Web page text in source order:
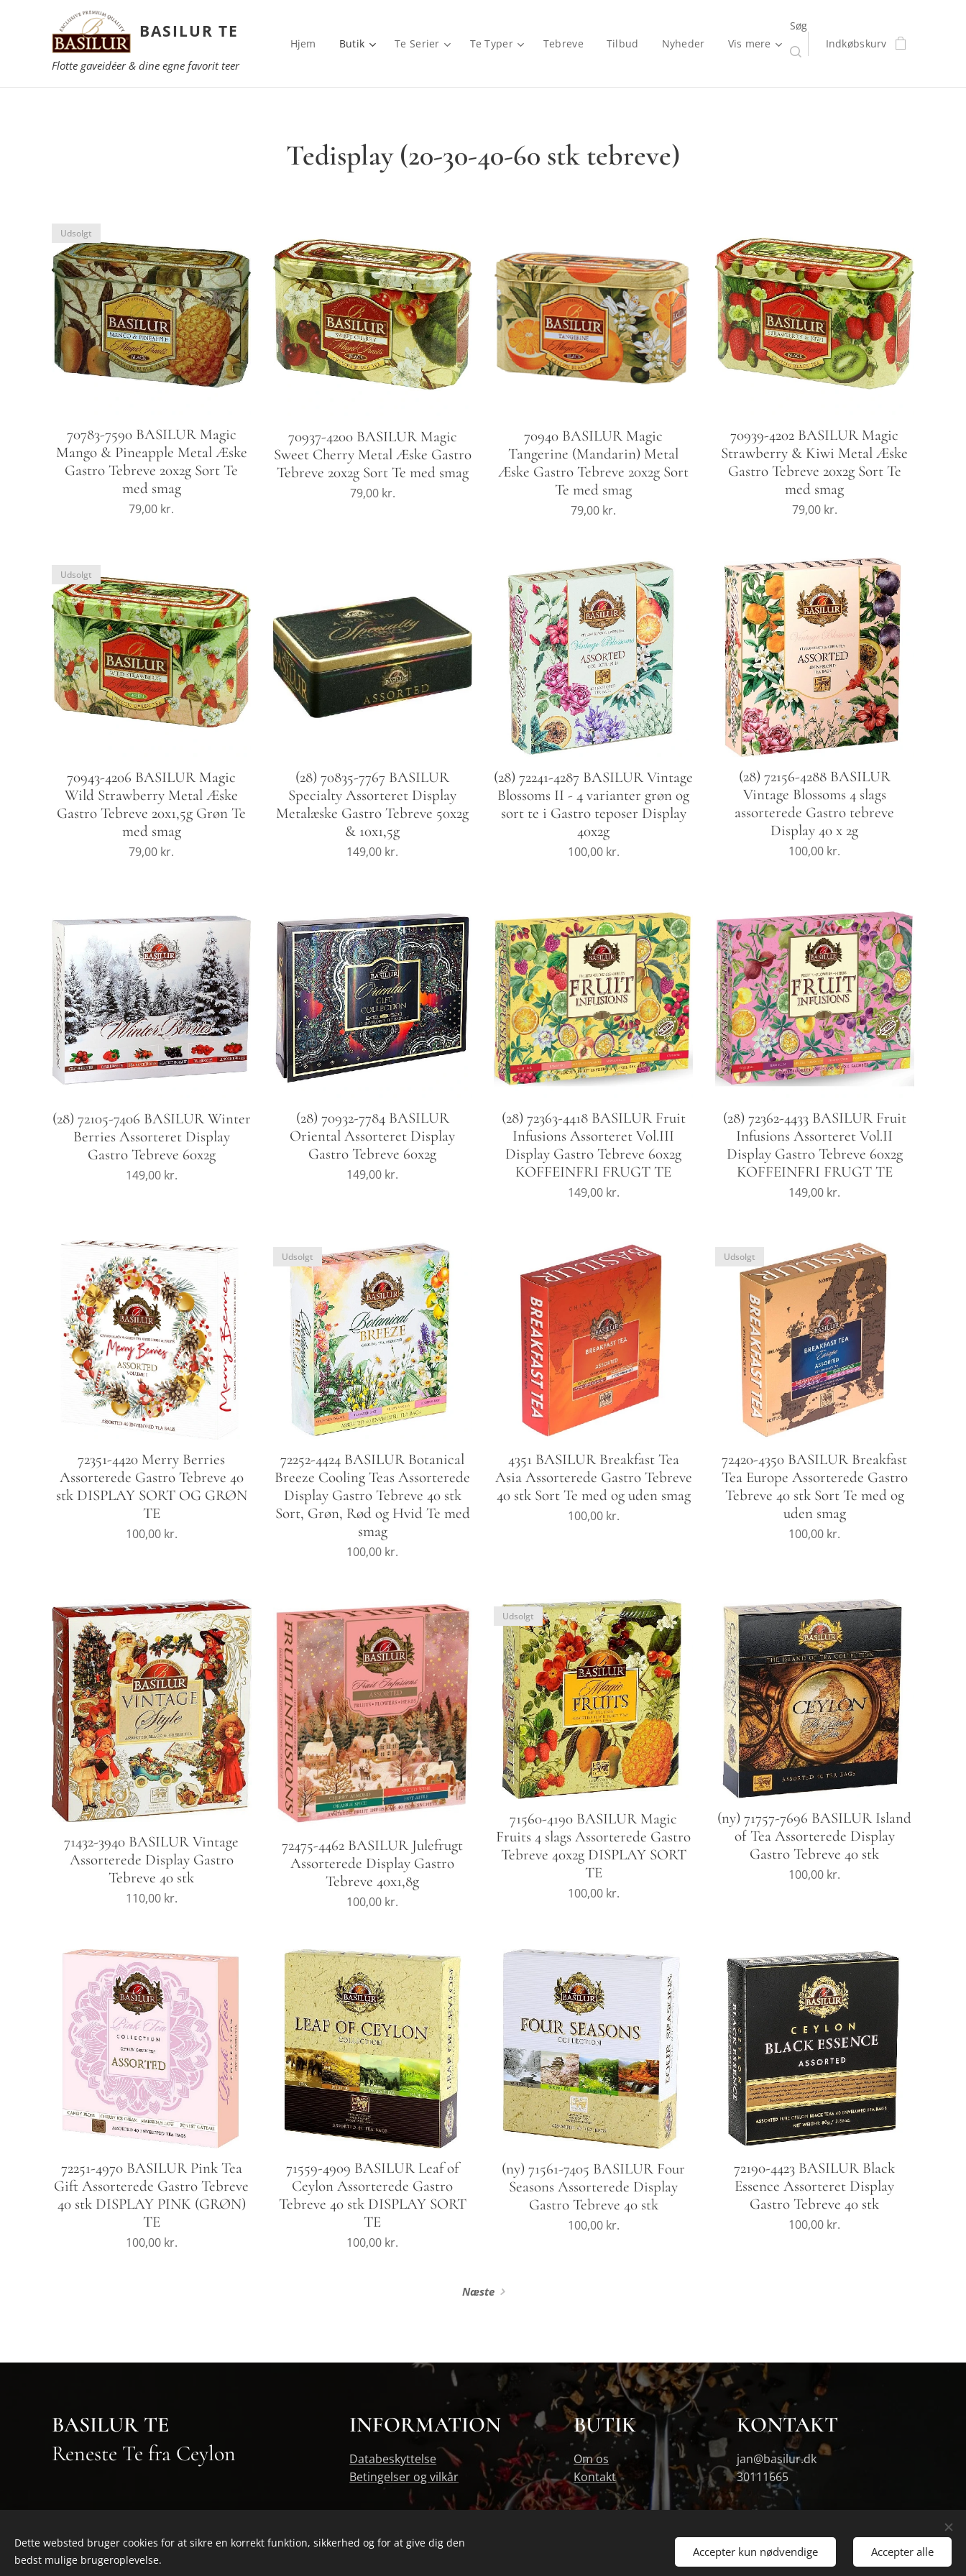
BASILUR TE
Flotte gaveidéer & dine egne favorit teer
Hjem Butik Te Serier Te Typer Tebreve Tilbud Nyheder Vis mere
Søg
Indkøbskurv
Tedisplay (20-30-40-60 stk tebreve)
70783-7590 BASILUR Magic
Mango & Pineapple Metal Æske
Gastro Tebreve 20x2g Sort Te
med smag
Udsolgt
79,00 kr.
70937-4200 BASILUR Magic
Sweet Cherry Metal Æske Gastro
Tebreve 20x2g Sort Te med smag
79,00kr.
70940 BASILUR Magic
Tangerine (Mandarin) Metal
Æske Gastro Tebreve 20x2g Sort
Te med smag
79,00 kr.
70939-4202 BASILUR Magic
Strawberry & Kiwi Metal Æske
Gastro Tebreve 20x2g Sort Te
med smag
79,00kr.
70943-4206 BASILUR Magic
Wild Strawberry Metal Æske
Gastro Tebreve 20x1,5g Grøn Te
med smag
Udsolgt
79,00 kr.
(28) 70835-7767 BASILUR
Specialty Assorteret Display
Metalæske Gastro Tebreve 50x2g
& 10x1,5g
149,00 kr.
(28) 72241-4287 BASILUR Vintage
Blossoms II - 4 varianter grøn og
sort te i Gastro teposer Display
40x2g
100,00kr.
(28) 72156-4288 BASILUR
Vintage Blossoms 4 slags
assorterede Gastro tebreve
Display 40 x 2g
100,00 kr.
(28) 72105-7406 BASILUR Winter
Berries Assorteret Display
Gastro Tebreve 60x2g
149,00kr.
(28) 70932-7784 BASILUR
Oriental Assorteret Display
Gastro Tebreve 60x2g
149,00 kr.
(28) 72363-4418 BASILUR Fruit
Infusions Assorteret Vol.III
Display Gastro Tebreve 60x2g
KOFFEINFRI FRUGT TE
149,00kr.
(28) 72362-4433 BASILUR Fruit
Infusions Assorteret Vol.II
Display Gastro Tebreve 60x2g
KOFFEINFRI FRUGT TE
149,00 kr.
72351-4420 Merry Berries
Assorterede Gastro Tebreve 40
stk DISPLAY SORT OG GRØN
TE
100,00kr.
72252-4424 BASILUR Botanical
Breeze Cooling Teas Assorterede
Display Gastro Tebreve 40 stk
Sort, Grøn, Rød og Hvid Te med
smag
Udsolgt
100,00 kr.
4351 BASILUR Breakfast Tea
Asia Assorterede Gastro Tebreve
40 stk Sort Te med og uden smag
100,00kr.
72420-4350 BASILUR Breakfast
Tea Europe Assorterede Gastro
Tebreve 40 stk Sort Te med og
uden smag
Udsolgt
100,00 kr.
71432-3940 BASILUR Vintage
Assorterede Display Gastro
Tebreve 40 stk
110,00kr.
72475-4462 BASILUR Julefrugt
Assorterede Display Gastro
Tebreve 40x1,8g
100,00 kr.
71560-4190 BASILUR Magic
Fruits 4 slags Assorterede Gastro
Tebreve 40x2g DISPLAY SORT
TE
Udsolgt
100,00kr.
(ny) 71757-7696 BASILUR Island
of Tea Assorterede Display
Gastro Tebreve 40 stk
100,00 kr.
72251-4970 BASILUR Pink Tea
Gift Assorterede Gastro Tebreve
40 stk DISPLAY PINK (GRØN)
TE
100,00kr.
71559-4909 BASILUR Leaf of
Ceylon Assorterede Gastro
Tebreve 40 stk DISPLAY SORT
TE
100,00 kr.
(ny) 71561-7405 BASILUR Four
Seasons Assorterede Display
Gastro Tebreve 40 stk
100,00kr.
72190-4423 BASILUR Black
Essence Assorteret Display
Gastro Tebreve 40 stk
100,00 kr.
Næste
BASILUR TE
Reneste Te fra Ceylon
INFORMATION
Databeskyttelse
Betingelser og vilkår
BUTIK
Om os
Kontakt
KONTAKT
jan@basilur.dk
30111665
Dette websted bruger cookies for at sikre en korrekt funktion, sikkerhed og for at give dig den
bedst mulige brugeroplevelse.
Accepter kun nødvendige Accepter alle